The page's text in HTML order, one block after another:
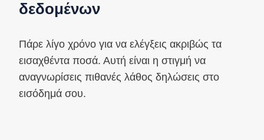
δεδομένων
Πάρε λίγο χρόνο για να ελέγξεις ακριβώς τα
εισαχθέντα ποσά. Αυτή είναι η στιγμή να
αναγνωρίσεις πιθανές λάθος δηλώσεις στο
εισόδημά σου.